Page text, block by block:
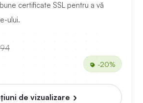
certificate SSL pentru a vă
ului.
-20%
de vizualizare